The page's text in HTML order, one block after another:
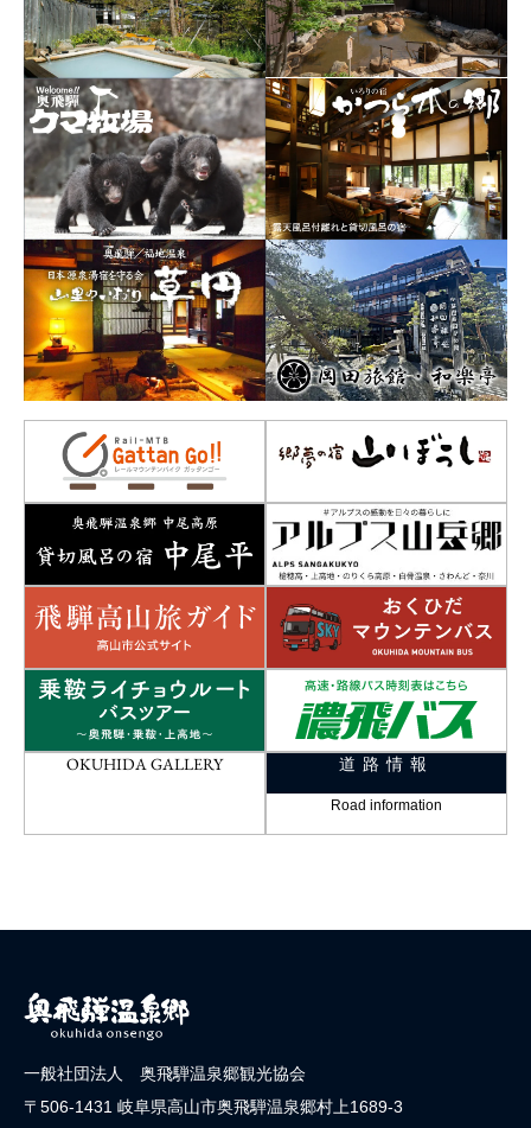
OKUHIDA GALLERY 道路情報
Road information
一般社団法人 奥飛騨温泉郷観光協会
〒506-1431 岐阜県高山市奥飛騨温泉郷村上1689-3